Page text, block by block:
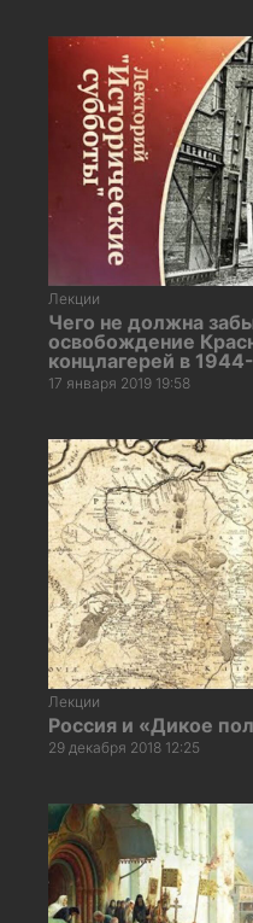
Лекции
Чего не должна
освобождение
концлагерей в
17 января 2019 19:58
Лекции
Россия и «Дикое
29 декабря 2018 12:25